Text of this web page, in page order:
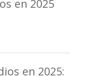
en 2025
en 2025: